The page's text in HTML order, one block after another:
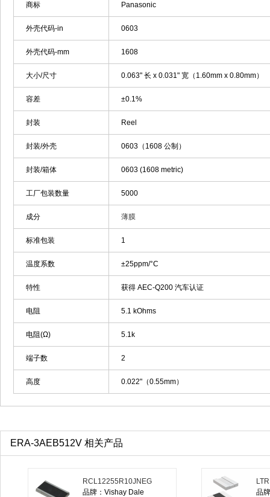
商标 Panasonic
外壳代码-in 0603
外壳代码-mm 1608
大小/尺寸 0.063" 长 x 0.031" 宽（1.60mm x 0.80mm）
容差 ±0.1%
封装 Reel
封装/外壳 0603（1608 公制）
封装/箱体 0603 (1608 metric)
工厂包装数量 5000
成分 薄膜
标准包装 1
温度系数 ±25ppm/°C
特性 获得 AEC-Q200 汽车认证
电阻 5.1 kOhms
电阻(Ω) 5.1k
端子数 2
高度 0.022"（0.55mm）
ERA-3AEB512V 相关产品
RCL12255R10JNEG
品牌：Vishay Dale
品